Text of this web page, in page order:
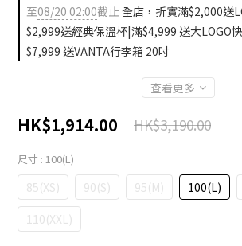
至08/20 02:00截止全店，折實滿$2,000送
$2,999送經典保溫杯|滿$4,999 送大LOGO
$7,999 送VANTA行李箱 20吋
查看更多
HK$1,914.00 HK$3,190.00
尺寸 : 100(L)
85(XS) 90(S) 95(M) 100(L)
110(XXL)